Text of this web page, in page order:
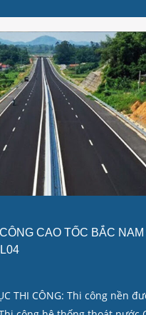
CAO TỐC BẮC NAM
THI CÔNG: Thi công nền